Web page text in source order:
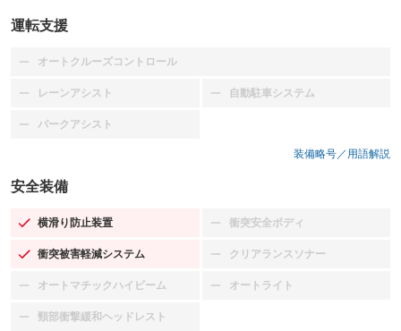
運転支援
オートクルーズコントロール
：装備なし
レーンアシスト
：装備なし 自動駐車システム
：装備なし
パークアシスト
：装備なし
装備略号／用語解説
安全装備
横滑り防止装置
：装備あり 衝突安全ボディ
：装備なし
衝突被害軽減システム
：装備あり クリアランスソナー
：装備なし
オートマチックハイビーム
：装備なし オートライト
：装備なし
頸部衝撃緩和ヘッドレスト
：装備なし